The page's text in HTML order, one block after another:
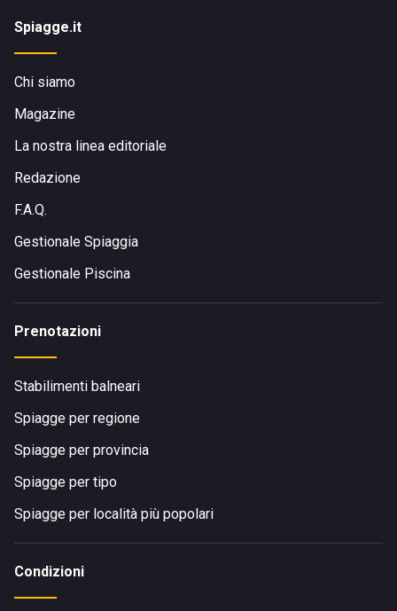
Spiagge.it
Chi siamo
Magazine
La nostra linea editoriale
Redazione
F.A.Q.
Gestionale Spiaggia
Gestionale Piscina
Prenotazioni
Stabilimenti balneari
Spiagge per regione
Spiagge per provincia
Spiagge per tipo
Spiagge per località più popolari
Condizioni